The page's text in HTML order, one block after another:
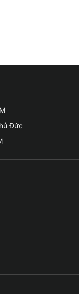
mở song song
đường cùng với
ROM 32GB,
trang bị cấu
32GB cùng
trội so với các
8 Core.
đồ họa nhờ
hình ảnh sắc
màn QLED –
dòng màn
Đức